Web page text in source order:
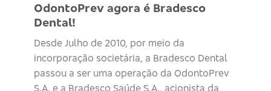
OdontoPrev agora é Bradesco
Dental!
Desde Julho de 2010, por meio da
incorporação societária, a Bradesco Dental
passou a ser uma operação da OdontoPrev
S.A. e a Bradesco Saúde S.A., acionista da